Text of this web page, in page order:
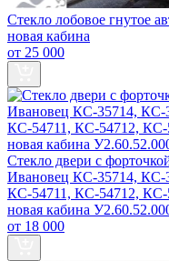
Стекло лобовое гнутое
новая кабина
от 25 000
Стекло двери с
Ивановец КС-35714,
КС-54711, КС-54712,
новая кабина
от 18 000